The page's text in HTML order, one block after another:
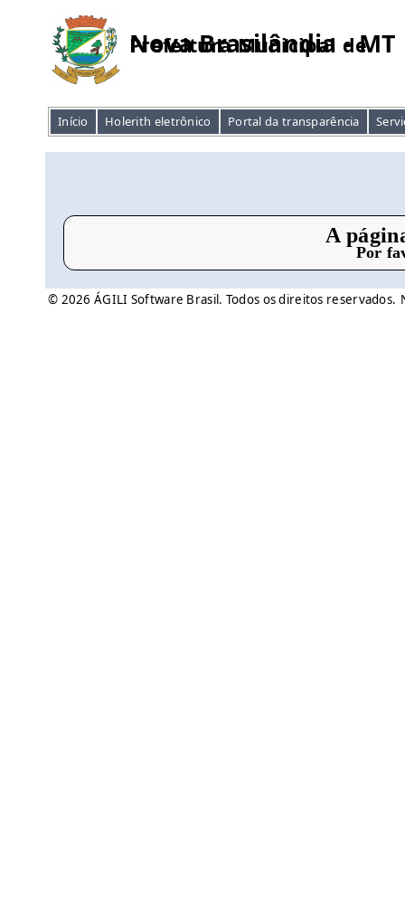
Prefeitura Municipal de
Nova Brasilândia - MT
Início Holerith eletrônico Portal da transparência
A
Por
© 2026 ÁGILI Software Brasil. Todos os direitos reservados.